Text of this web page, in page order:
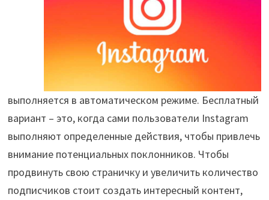
выполняется в автоматическом режиме. Бесплатный
вариант – это, когда сами пользователи Instagram
выполняют определенные действия, чтобы привлечь
внимание потенциальных поклонников. Чтобы
продвинуть свою страничку и увеличить количество
подписчиков стоит создать интересный контент,